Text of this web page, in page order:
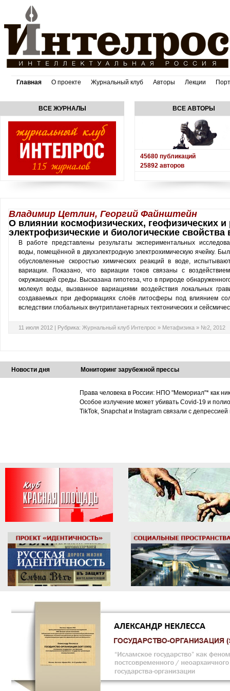
Главная О проекте Журнальный клуб Авторы Лекции
ВСЕ ЖУРНАЛЫ ВСЕ АВТОРЫ
45680 публикаций
25892 авторов
Владимир Цетлин, Георгий Файнштейн
О влиянии космофизических, геофизических
электрофизические и биологические свойства
В работе представлены результаты экспериментальных
воды, помещённой в двухэлектродную электрохимическую ячейку.
обусловленные скоростью химических реакций в воде,
вариации. Показано, что вариации токов связаны с
окружающей среды. Высказана гипотеза, что в природе
молекул воды, вызванное вариациями воздействия локальных
создаваемых при деформациях слоёв литосферы под влиянием
вследствии глобальных внутрипланетарных тектонических и
11 июля 2012 | Рубрика: Журнальный клуб Интелрос » Метафизика » №2, 2012
Новости дня Мониторинг зарубежной прессы
Права человека в России: НПО "Мемориал"* как
Особое излучение может убивать Covid-19 и
TikTok, Snapchat и Instagram связали с